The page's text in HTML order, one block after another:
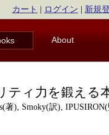
カート ログイン 新規
About
ティ力を鍛える
著), Smoky(訳),